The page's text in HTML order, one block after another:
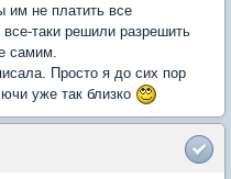
им не платить все
таки решили разрешить
самим.
Просто я до сих пор
уже так близко